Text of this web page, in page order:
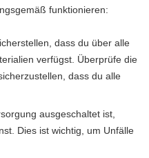
funktionieren:
dass du über alle
verfügst. Überprüfe die
dass du alle
ausgeschaltet ist,
Dies ist wichtig, um Unfälle